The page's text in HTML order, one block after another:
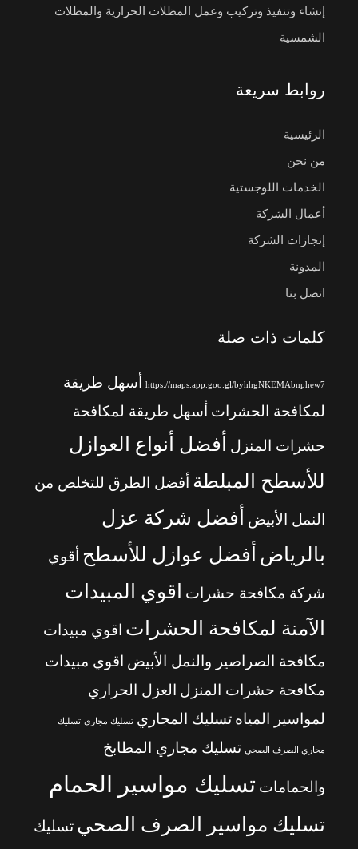
إنشاء وتنفيذ وتركيب وعمل المظلات الحرارية والمظلات
الشمسية
روابط سريعة
الرئيسية
من نحن
الخدمات اللوجستية
أعمال الشركة
إنجازات الشركة
المدونة
اتصل بنا
كلمات ذات صلة
https://maps.app.goo.gl/byhhgNKEMAbnphew7 أسهل طريقة
لمكافحة الحشرات أسهل طريقة لمكافحة
حشرات المنزل
أفضل أنواع العوازل
للأسطح المبلطة أفضل الطرق للتخلص من
النمل الأبيض
أفضل شركة عزل
بالرياض أفضل عوازل للأسطح أقوي
شركة مكافحة حشرات
اقوي المبيدات
الآمنة لمكافحة الحشرات اقوي مبيدات
مكافحة الصراصير والنمل الأبيض اقوي مبيدات
مكافحة حشرات المنزل العزل الحراري
لمواسير المياه تسليك المجاري تسليك مجاري تسليك
مجاري الصرف الصحي تسليك مجاري المطابخ
والحمامات تسليك مواسير الحمام
تسليك مواسير الصرف الصحي تسليك